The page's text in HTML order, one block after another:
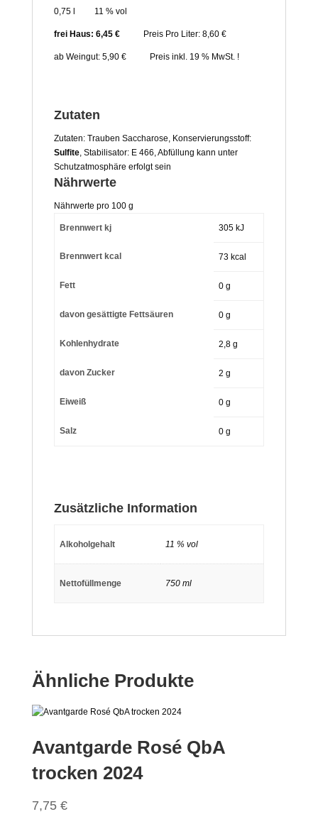
0,75 l 11 % vol
frei Haus: 6,45 €Preis Pro Liter: 8,60 €
ab Weingut: 5,90 € Preis inkl. 19 % MwSt. !
Zutaten
Zutaten: Trauben Saccharose, Konservierungsstoff:
Sulfite, Stabilisator: E 466, Abfüllung kann unter
Schutzatmosphäre erfolgt sein
Nährwerte
Nährwerte pro 100 g
Brennwert kj 305 kJ
Brennwert kcal 73 kcal
Fett 0 g
davon gesättigte Fettsäuren 0 g
Kohlenhydrate 2,8 g
davon Zucker 2 g
Eiweiß 0 g
Salz 0 g
Zusätzliche Information
Alkoholgehalt 11 % vol
Nettofüllmenge 750 ml
Ähnliche Produkte
Avantgarde Rosé QbA
trocken 2024
7,75 €